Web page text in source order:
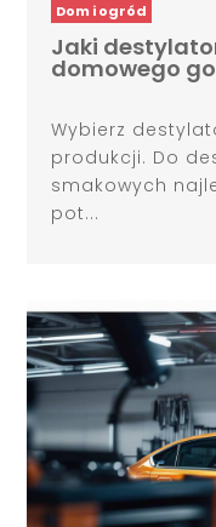
Dom i ogród
Jaki
domowego
Wybierz
produkcji. Do
smakowych
pot...